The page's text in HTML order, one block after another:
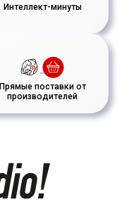
Интеллект-минуты
Прямые поставки от
производителей